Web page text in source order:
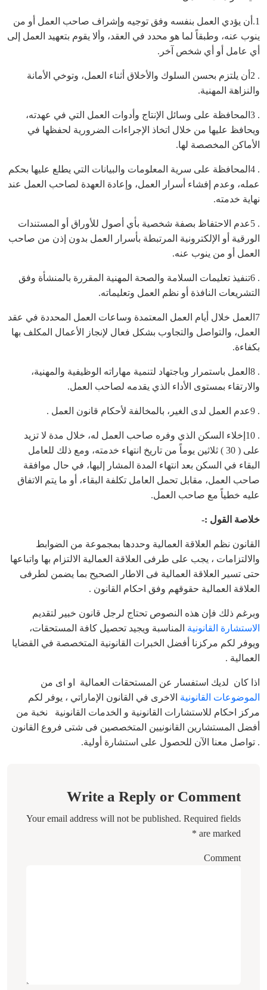
1.أن يؤدي العمل بنفسه وفق توجيه وإشراف صاحب العمل أو من
ينوب عنه، وطبقاً لما هو محدد في العقد، وألا يقوم بتعهيد العمل إلى
أي عامل أو أي شخص آخر.
. 2أن يلتزم بحسن السلوك والأخلاق أثناء العمل، وتوخي الأمانة
والنزاهة المهنية.
. 3المحافظة على وسائل الإنتاج وأدوات العمل التي في عهدته،
ويحافظ عليها من خلال اتخاذ الإجراءات الضرورية لحفظها في
الأماكن المخصصة لها.
. 4المحافظة على سرية المعلومات والبيانات التي يطلع عليها بحكم
عمله، وعدم إفشاء أسرار العمل، وإعادة العهدة لصاحب العمل عند
نهاية خدمته.
. 5عدم الاحتفاظ بصفة شخصية بأي أصول للأوراق أو المستندات
الورقية أو الإلكترونية المرتبطة بأسرار العمل بدون إذن من صاحب
العمل أو من ينوب عنه.
. 6تنفيذ تعليمات السلامة والصحة المهنية المقررة بالمنشأة وفق
التشريعات النافذة أو نظم العمل وتعليماته.
7العمل خلال أيام العمل المعتمدة وساعات العمل المحددة في عقد
العمل، والتواصل والتجاوب بشكل فعال لإنجاز الأعمال المكلف بها
بكفاءة.
. 8العمل باستمرار وباجتهاد لتنمية مهاراته الوظيفية والمهنية،
والارتقاء بمستوى الأداء الذي يقدمه لصاحب العمل.
. 9عدم العمل لدى الغير، بالمخالفة لأحكام قانون العمل .
. 10إخلاء السكن الذي وفره صاحب العمل له، خلال مدة لا تزيد
على ( 30 ) ثلاثين يوماً من تاريخ انتهاء خدمته، ومع ذلك للعامل
البقاء في السكن بعد انتهاء المدة المشار إليها، في حال موافقة
صاحب العمل، مقابل تحمل العامل تكلفة البقاء، أو ما يتم الاتفاق
عليه خطياً مع صاحب العمل.
خلاصة القول :-
القانون نظم العلاقة العمالية وحددها بمجموعة من الضوابط
والالتزامات ، يجب على طرفى العلاقة العمالية الالتزام بها واتباعها
حتى تسير العلاقة العمالية فى الاطار الصحيح بما يضمن لطرفى
العلاقة العمالية حقوقهم وفق احكام القانون .
وبرغم ذلك فإن هذه النصوص تحتاج لرجل قانون خبير لتقديم
الاستشارة القانونية المناسبة ويجيد تحصيل كافة المستحقات،
ويوفر لكم مركزنا أفضل الخبرات القانونية المتخصصة في القضايا
العمالية .
اذا كان لديك استفسار عن المستحقات العمالية او اى من
الموضوعات القانونية الاخرى في القانون الإماراتي ، يوفر لكم
مركز احكام للاستشارات القانونية و الخدمات القانونية نخبة من
أفضل المستشارين القانونيين المتخصصين فى شتى فروع القانون
. تواصل معنا الآن للحصول على استشارة أولية.
Write a Reply or Comment
Your email address will not be published. Required fields
are marked
*
Comment